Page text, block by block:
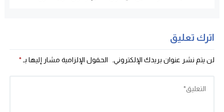
اترك تعليق
لن يتم نشر عنوان بريدك الإلكتروني. الحقول الإلزامية مشار إليها بـ*